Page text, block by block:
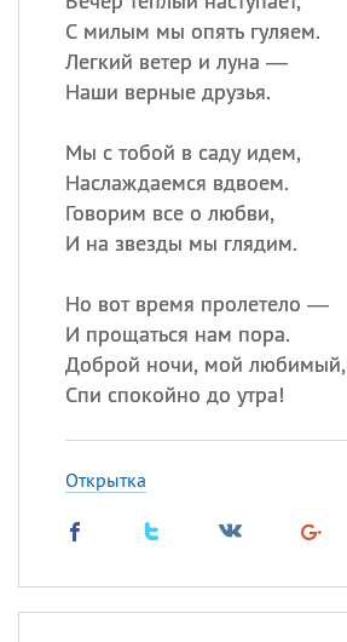
С милым мы опять гуляем.
Легкий ветер и луна —
Наши верные друзья.
Мы с тобой в саду идем,
Наслаждаемся вдвоем.
Говорим все о любви,
И на звезды мы глядим.
Но вот время пролетело —
И прощаться нам пора.
Доброй ночи, мой любимый,
Спи спокойно до утра!
Открытка